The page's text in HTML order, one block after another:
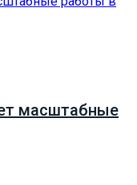
масштабные